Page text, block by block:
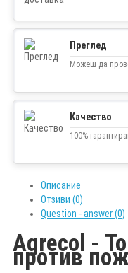
Преглед
Можеш да
Качество
100%
Описание
Отзиви (0)
Question - answer (0)
Agrecol -
против